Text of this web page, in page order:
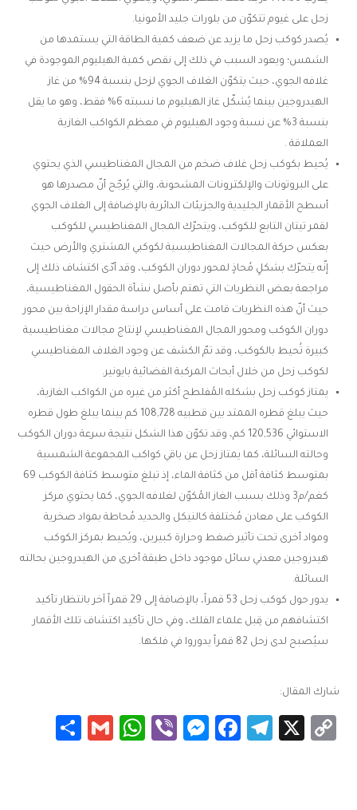
زحل على غيوم تتكوّن من بلورات جليد الأمونيا.
يُصدر كوكب زحل ما يزيد عن ضعف كمية الطاقة التي يستمدها من
الشمس؛ ويعود السبب في ذلك إلى نقص كمية الهيليوم الموجودة في
غلافه الجوي، حيث يتكوّن الغلاف الجوي لزحل بنسبة 94% من غاز
الهيدروجين بينما يُشكّل غاز الهيليوم ما نسبته 6% فقط، وهو ما يقل
بنسبة 3% عن نسبة وجود الهيليوم في معظم الكواكب الغازية
العملاقة .
يُحيط بكوكب زحل غلاف ضخم من المجال المغناطيسي الذي يحتوي
على البروتونات والإلكترونات المشحونة، والتي يُرجّح أنّ مصدرها هو
أسطح الأقمار الجليدية والجزيئات الدائرية بالإضافة إلى الغلاف الجوي
لقمر تيتان التابع للكوكب، ويتحرّك المجال المغناطيسي للكوكب
بعكس حركة المجالات المغناطيسية لكوكبي المشتري والأرض حيث
إنّه يتحرّك بشكلٍ مُحاذٍ لمحور دوران الكوكب، وقد أدّى اكتشاف ذلك إلى
مراجعة بعض النظريات التي تهتم بأصل نشأة الحقول المغناطيسية،
حيث أنّ هذه النظريات قامت على أساس دراسة مقدار الإزاحة بين محور
دوران الكوكب ومحور المجال المغناطيسي لإنتاج مجالات مغناطيسية
كبيرة تُحيط بالكوكب، وقد تمّ الكشف عن وجود الغلاف المغناطيسي
لكوكب زحل من خلال أبحاث المركبة الفضائية بايونير.
يمتاز كوكب زحل بشكله المُفلطح أكثر من غيره من الكواكب الغازية،
حيث يبلغ قطره الممتد بين قطبيه 108,728 كم بينما يبلغ طول قطره
الاستوائي 120,536 كم، وقد تكوّن هذا الشكل نتيجة سرعة دوران الكوكب
وحالته السائلة، كما يمتاز زحل عن باقي كواكب المجموعة الشمسية
بمتوسط كثافة أقل من كثافة الماء، إذ تبلغ متوسط كثافة الكوكب 69
كغم/م3 وذلك بسبب الغاز المُكوّن لغلافه الجوي، كما يحتوي مركز
الكوكب على معادن مُختلفة كالنيكل والحديد مُحاطة بمواد صخرية
ومواد أخرى تحت تأثير ضغط وحرارة كبيرين، ويُحيط بمركز الكوكب
هيدروجين معدني سائل موجود داخل طبقة أخرى من الهيدروجين بحالته
السائلة.
يدور حول كوكب زحل 53 قمراً، بالإضافة إلى 29 قمراً آخر بانتظار تأكيد
اكتشافهم من قِبل علماء الفلك، وفي حال تأكيد اكتشاف تلك الأقمار
سيُصبح لدى زحل 82 قمراً يدوروا في فلكها.
شارك المقال:
Copy
X
Telegram
Facebook
Messenger
Viber
WhatsApp
Gmail